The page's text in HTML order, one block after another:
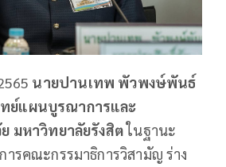
นายปานเทพ พัวพงษ์พันธ์
ย์แผนบูรณาการและ
มหาวิทยาลัยรังสิตในฐานะ
ารคณะกรรมาธิการวิสามัญ ร่าง